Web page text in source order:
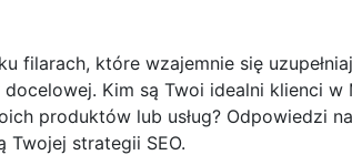
filarach, które wzajemnie się
Kim są Twoi idealni klienci w
produktów lub usług? Odpowiedzi
strategii SEO.